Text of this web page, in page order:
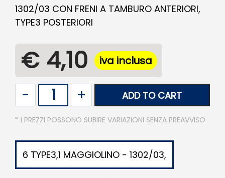
1302/03 CON FRENI A TAMBURO ANTERIORI,
TYPE3 POSTERIORI
€ 4,10 iva inclusa
ADD TO CART
* I PREZZI POSSONO SUBIRE VARIAZIONI SENZA PREAVVISO
6 TYPE3,1 MAGGIOLINO - 1302/03,